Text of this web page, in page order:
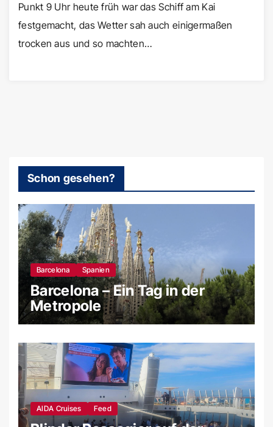
Punkt 9 Uhr heute früh war das Schiff am Kai
festgemacht, das Wetter sah auch einigermaßen
trocken aus und so machten…
Schon gesehen?
Barcelona Spanien
Barcelona – Ein Tag in der
Metropole
AIDA Cruises Feed